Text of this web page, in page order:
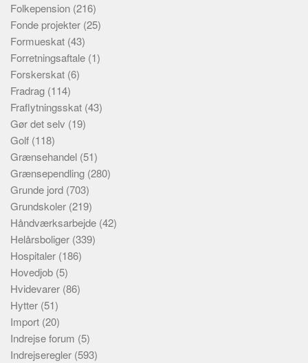
Folkepension (216)
Fonde projekter (25)
Formueskat (43)
Forretningsaftale (1)
Forskerskat (6)
Fradrag (114)
Fraflytningsskat (43)
Gør det selv (19)
Golf (118)
Grænsehandel (51)
Grænsependling (280)
Grunde jord (703)
Grundskoler (219)
Håndværksarbejde (42)
Helårsboliger (339)
Hospitaler (186)
Hovedjob (5)
Hvidevarer (86)
Hytter (51)
Import (20)
Indrejse forum (5)
Indrejseregler (593)